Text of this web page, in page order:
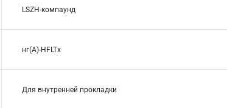
LSZH-компаунд
нг(A)-HFLTx
Для внутренней прокладки